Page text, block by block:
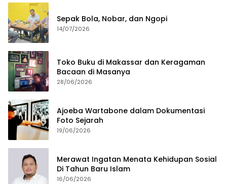
Sepak Bola, Nobar, dan Ngopi
14/07/2026
Toko Buku di Makassar dan Keragaman
Bacaan di Masanya
28/06/2026
Ajoeba Wartabone dalam Dokumentasi
Foto Sejarah
19/06/2026
Merawat Ingatan Menata Kehidupan Sosial
Di Tahun Baru Islam
16/06/2026